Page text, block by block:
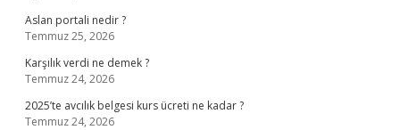
Aslan portali nedir ?
Temmuz 25, 2026
Karşılık verdi ne demek ?
Temmuz 24, 2026
2025’te avcılık belgesi kurs ücreti ne kadar ?
Temmuz 24, 2026